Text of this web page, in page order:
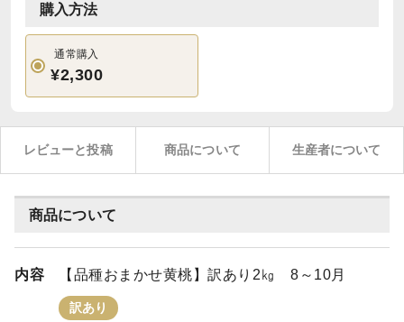
購入方法
通常購入
¥2,300
レビューと投稿 商品について 生産者について
商品について
内容 【品種おまかせ黄桃】訳あり2㎏ 8～10月
訳あり